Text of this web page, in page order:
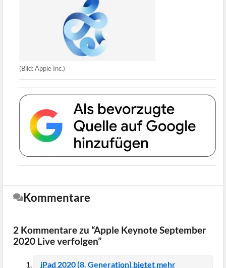
(Bild: Apple Inc.)
Kommentare
2 Kommentare zu “Apple Keynote September
2020 Live verfolgen”
iPad 2020 (8. Generation) bietet mehr